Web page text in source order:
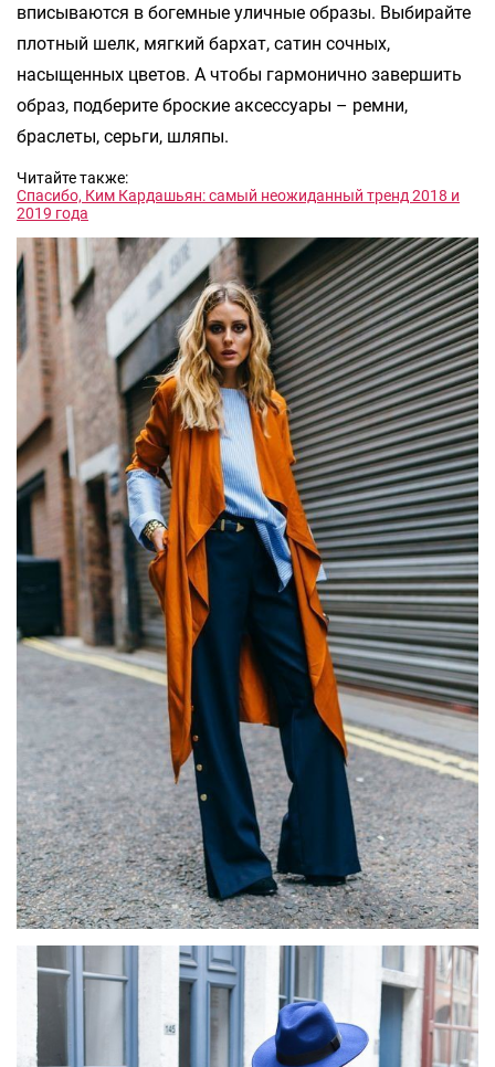
вписываются в богемные уличные образы. Выбирайте
плотный шелк, мягкий бархат, сатин сочных,
насыщенных цветов. А чтобы гармонично завершить
образ, подберите броские аксессуары – ремни,
браслеты, серьги, шляпы.
Читайте также:
Спасибо, Ким Кардашьян: самый неожиданный тренд 2018 и
2019 года